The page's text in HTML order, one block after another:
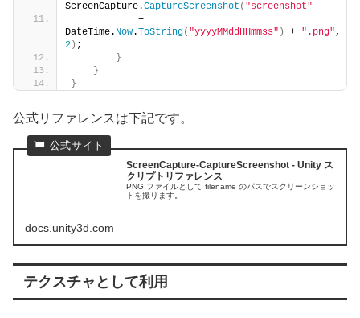
ScreenCapture.CaptureScreenshot ( "screenshot"
            +
DateTime. Now.ToString( "yyyyMMddHHmmss" ) + ".png"
2 ) ;
}
}
}
公式リファレンスは下記です。
ScreenCapture-CaptureScreenshot - Unity ス
クリプトリファレンス
PNG ファイルとして filename のパスでスクリーンショッ
トを撮ります。
docs.unity3d.com
テクスチャとして利用